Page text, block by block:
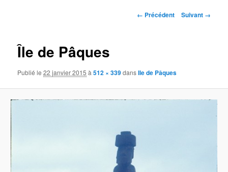
Navigation
← Précédent Suivant →
Île de Pâques
Publié le22 janvier 2015 à512 × 339dansIle de Pâques